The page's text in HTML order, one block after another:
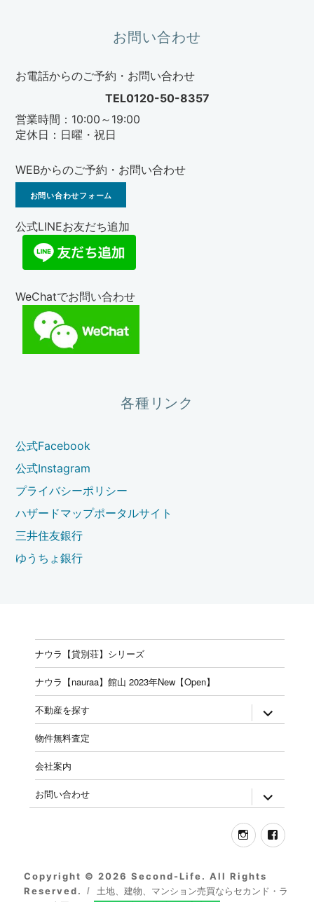
お問い合わせ
お電話からのご予約・お問い合わせ
TEL0120-50-8357
営業時間：10:00～19:00
定休日：日曜・祝日
WEBからのご予約・お問い合わせ
お問い合わせフォーム
公式LINEお友だち追加
WeChatでお問い合わせ
各種リンク
公式Facebook
公式Instagram
プライバシーポリシー
ハザードマップポータルサイト
三井住友銀行
ゆうちょ銀行
ナウラ【貸別荘】シリーズ
ナウラ【nauraa】館山 2023年New【Open】
不動産を探す expand
child
物件無料査定
会社案内
お問い合わせ expand
child
Instagram
Copyright © 2026 Second-Life. All Rights
Reserved.
土地、建物、マンション売買ならセカンド・ラ